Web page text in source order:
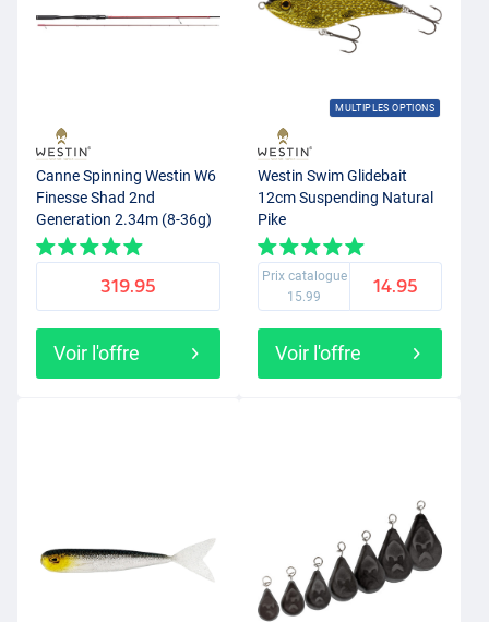
Canne Spinning Westin W6
Finesse Shad 2nd
Generation 2.34m (8-36g)
319.95
Voir l'offre
MULTIPLES OPTIONS
Westin Swim Glidebait
12cm Suspending Natural
Pike
Prix catalogue
15.99
14.95
Voir l'offre